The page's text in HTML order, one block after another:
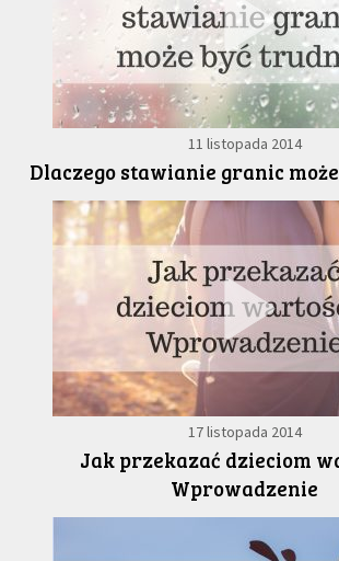
11 listopada 2014
Dlaczego stawianie granic
17 listopada 2014
Jak przekazać dzieciom
Wprowadzenie